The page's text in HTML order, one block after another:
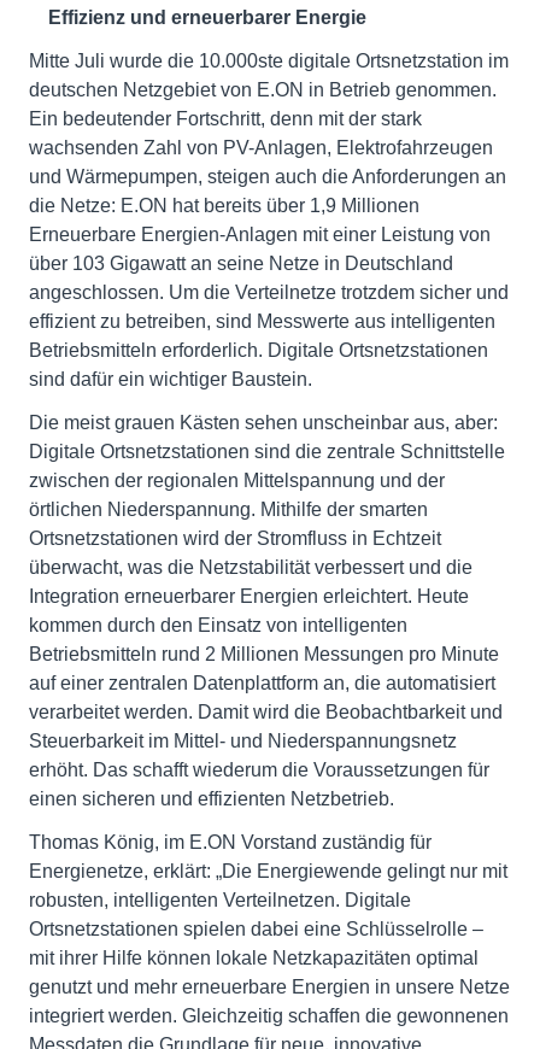
Effizienz und erneuerbarer Energie
Mitte Juli wurde die 10.000ste digitale Ortsnetzstation im
deutschen Netzgebiet von E.ON in Betrieb genommen.
Ein bedeutender Fortschritt, denn mit der stark
wachsenden Zahl von PV-Anlagen, Elektrofahrzeugen
und Wärmepumpen, steigen auch die Anforderungen an
die Netze: E.ON hat bereits über 1,9 Millionen
Erneuerbare Energien-Anlagen mit einer Leistung von
über 103 Gigawatt an seine Netze in Deutschland
angeschlossen. Um die Verteilnetze trotzdem sicher und
effizient zu betreiben, sind Messwerte aus intelligenten
Betriebsmitteln erforderlich. Digitale Ortsnetzstationen
sind dafür ein wichtiger Baustein.
Die meist grauen Kästen sehen unscheinbar aus, aber:
Digitale Ortsnetzstationen sind die zentrale Schnittstelle
zwischen der regionalen Mittelspannung und der
örtlichen Niederspannung. Mithilfe der smarten
Ortsnetzstationen wird der Stromfluss in Echtzeit
überwacht, was die Netzstabilität verbessert und die
Integration erneuerbarer Energien erleichtert. Heute
kommen durch den Einsatz von intelligenten
Betriebsmitteln rund 2 Millionen Messungen pro Minute
auf einer zentralen Datenplattform an, die automatisiert
verarbeitet werden. Damit wird die Beobachtbarkeit und
Steuerbarkeit im Mittel- und Niederspannungsnetz
erhöht. Das schafft wiederum die Voraussetzungen für
einen sicheren und effizienten Netzbetrieb.
Thomas König, im E.ON Vorstand zuständig für
Energienetze, erklärt: „Die Energiewende gelingt nur mit
robusten, intelligenten Verteilnetzen. Digitale
Ortsnetzstationen spielen dabei eine Schlüsselrolle –
mit ihrer Hilfe können lokale Netzkapazitäten optimal
genutzt und mehr erneuerbare Energien in unsere Netze
integriert werden. Gleichzeitig schaffen die gewonnenen
Messdaten die Grundlage für neue, innovative